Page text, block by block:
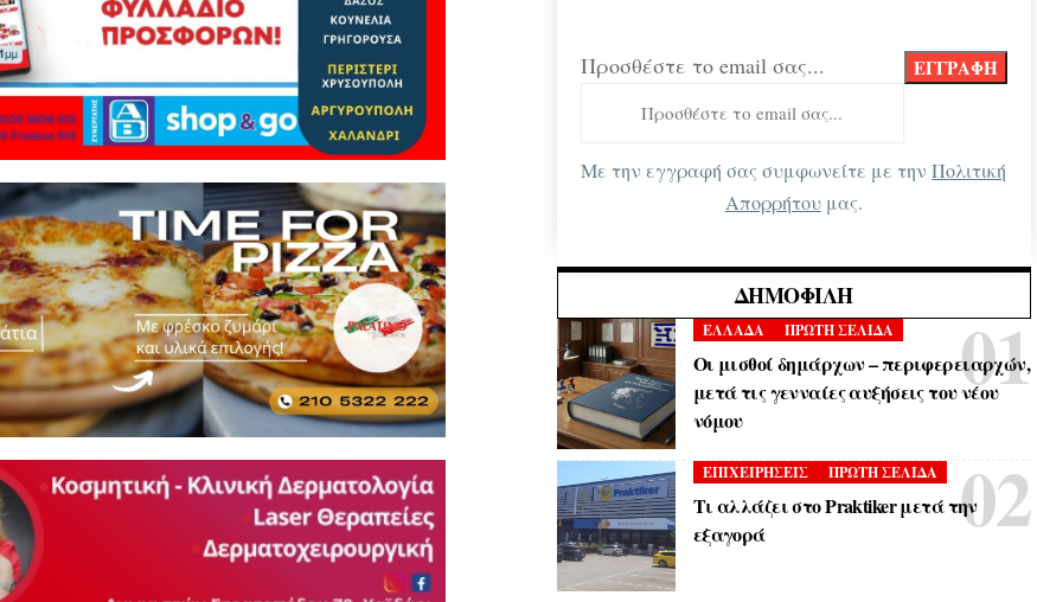
Προσθέστε το email σας...
Με την εγγραφή σας συμφωνείτε με τηνΠολιτική
Απορρήτουμας.
ΔΗΜΟΦΙΛΉ
ΕΛΛΑΔΑ ΠΡΩΤΗ ΣΕΛΙΔΑ
Οι μισθοί δημάρχων – περιφερειαρχών,
μετά τις γενναίες αυξήσεις του νέου
νόμου
ΕΠΙΧΕΙΡΗΣΕΙΣ ΠΡΩΤΗ ΣΕΛΙΔΑ
Τι αλλάζει στο Praktiker μετά την
εξαγορά